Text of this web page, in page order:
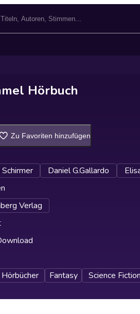
Hörbuch
Zu Favoriten hinzufügen
Daniel G.Gallardo
Verlag
Fantasy Science Fiction